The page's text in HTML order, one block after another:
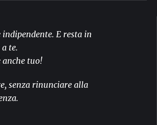
E resta in
te.
tuo!
senza rinunciare alla